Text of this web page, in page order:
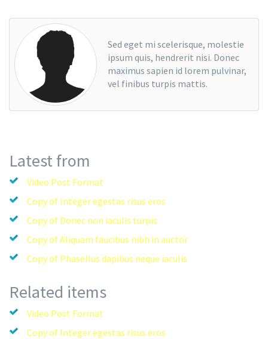
Sed eget mi scelerisque, molestie
ipsum quis, hendrerit nisi. Donec
maximus sapien id lorem pulvinar,
vel finibus turpis mattis.
Latest from
Video Post Format
Copy of Integer egestas risus eros
Copy of Donec non iaculis turpis
Copy of Aliquam faucibus nibh in auctor
Copy of Phasellus dapibus neque iaculis
Related items
Video Post Format
Copy of Integer egestas risus eros